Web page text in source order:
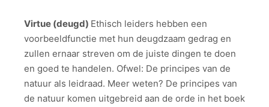
Virtue (deugd) Ethisch leiders hebben een
voorbeeldfunctie met hun deugdzaam gedrag en
zullen ernaar streven om de juiste dingen te doen
en goed te handelen. Ofwel: De principes van de
natuur als leidraad. Meer weten? De principes van
de natuur komen uitgebreid aan de orde in het boek